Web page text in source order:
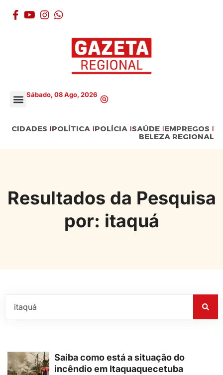
Sábado, 08 Ago, 2026
CIDADES POLÍTICA POLÍCIA SAÚDE EMPREGOS
BELEZA REGIONAL
Resultados da Pesquisa
por: itaquá
Saiba como está a situação do
incêndio em Itaquaquecetuba